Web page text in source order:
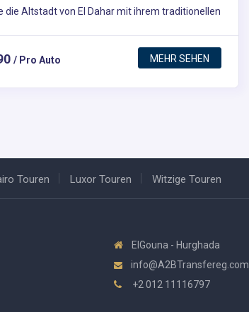
die Altstadt von El Dahar mit ihrem traditionellen
Altstadt, erkunden Sie die lokalen Geschäfte
besuchen Sie den Fischmarkt.
/ Pro Auto MEHR SEHEN
Touren Luxor Touren Witzige Touren
ElGouna - Hurghada
info@A2BTransfereg.com
+2 012 11116797